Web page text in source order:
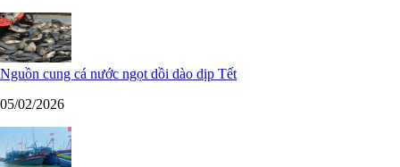
Nguồn cung cá nước ngọt dồi dào dịp Tết
05/02/2026